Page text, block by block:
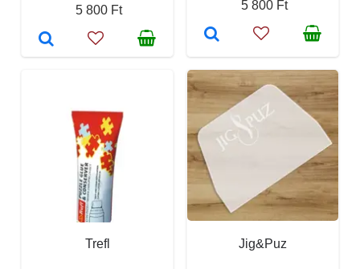
5 800 Ft 5 800 Ft
Trefl Jig&Puz